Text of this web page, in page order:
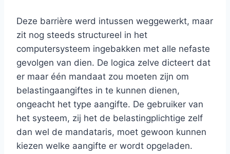
Deze barrière werd intussen weggewerkt, maar
zit nog steeds structureel in het
computersysteem ingebakken met alle nefaste
gevolgen van dien. De logica zelve dicteert dat
er maar één mandaat zou moeten zijn om
belastingaangiftes in te kunnen dienen,
ongeacht het type aangifte. De gebruiker van
het systeem, zij het de belastingplichtige zelf
dan wel de mandataris, moet gewoon kunnen
kiezen welke aangifte er wordt opgeladen.